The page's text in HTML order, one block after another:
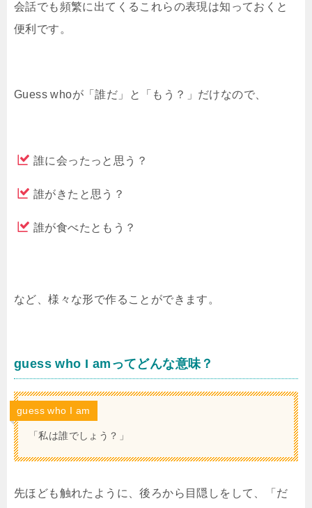
会話でも頻繁に出てくるこれらの表現は知っておくと
便利です。
Guess whoが「誰だ」と「もう？」だけなので、
誰に会ったっと思う？
誰がきたと思う？
誰が食べたともう？
など、様々な形で作ることができます。
guess who I amってどんな意味？
guess who I am
「私は誰でしょう？」
先ほども触れたように、後ろから目隠しをして、「だ